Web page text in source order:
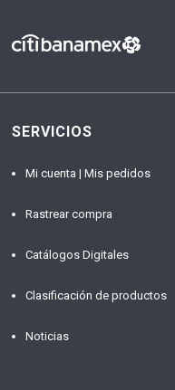
SERVICIOS
Mi cuenta | Mis pedidos
Rastrear compra
Catálogos Digitales
Clasificación de productos
Noticias